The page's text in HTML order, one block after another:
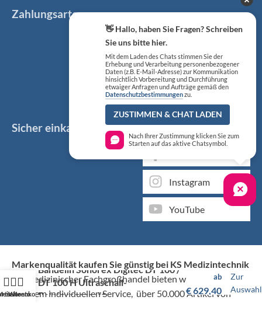
Zahlungsarten
Sicher einkaufen Social Media
Instagram
YouTube
Markenqualität kaufen Sie günstig bei KS Medizintechnik
Als medizinischer Fachgroßhandel bieten wir Ihnen, neben
unserem individuellen Service, über 50.000 Artikel von
Konto
Warenkorb
Bandelin Sonorex Digitec DT 100 /
DT 100 H Ultraschall-
Reinigungsgerät
ab
€629,40
Zur
Auswahl
👋 Hallo, haben Sie Fragen? Schreiben
Sie uns bitte hier.
Mit dem Laden des Chats stimmen Sie der
Erhebung und Verarbeitung personenbezogener
Daten (z.B. E-Mail-Adresse) zur Kommunikation
hinsichtlich Vorbereitung und Durchführung
etwaiger Anfragen und Aufträge gemäß den
Datenschutzbestimmungenzu.
ZUSTIMMEN & CHAT LADEN
Nach Ihrer Zustimmung klicken Sie zum
Starten auf das aktive Chatsymbol.